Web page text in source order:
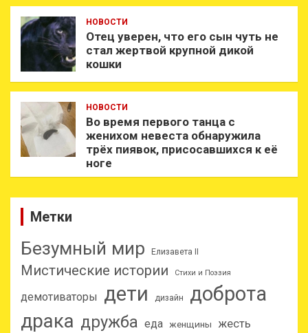
НОВОСТИ
Отец уверен, что его сын чуть не
стал жертвой крупной дикой
кошки
НОВОСТИ
Во время первого танца с
женихом невеста обнаружила
трёх пиявок, присосавшихся к её
ноге
Метки
Безумный мир Елизавета II
Мистические истории Стихи и Поэзия
демотиваторы дети дизайн доброта
драка дружба еда женщины жесть